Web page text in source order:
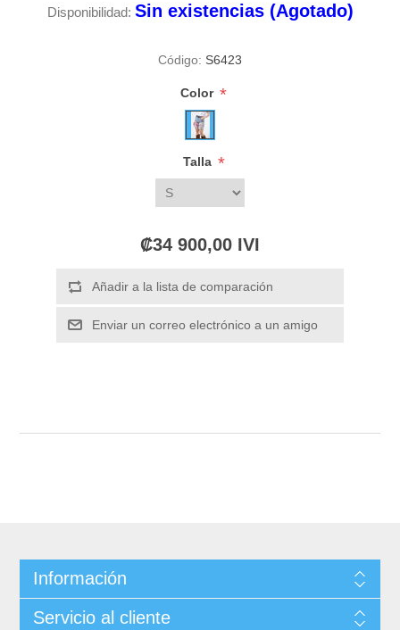
Disponibilidad: Sin existencias (Agotado)
Código: S6423
Color *
Talla *
₡34 900,00 IVI
Información
Servicio al cliente